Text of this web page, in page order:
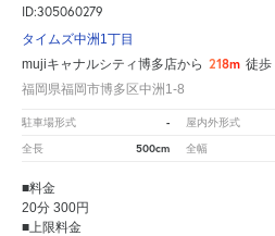
ID:305060279
タイムズ中洲1丁目
mujiキャナルシティ博多店から 218m 徒歩
福岡県福岡市博多区中洲1-8
駐車場形式 - 屋内外形式
全長 500cm 全幅
■料金
20分 300円
■上限料金